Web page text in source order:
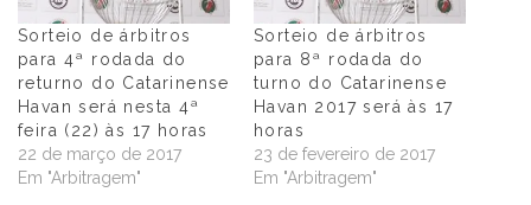
Sorteio de árbitros
para 4ª rodada do
returno do Catarinense
Havan será nesta 4ª
feira (22) às 17 horas
22 de março de 2017
Em "Arbitragem"
Sorteio de árbitros
para 8ª rodada do
turno do Catarinense
Havan 2017 será às 17
horas
23 de fevereiro de 2017
Em "Arbitragem"